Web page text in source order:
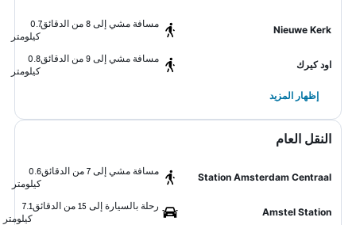
Nieuwe Kerk
مسافة مشي إلى 8 من الدقائق
0.7
كيلومتر
اود كيرك
مسافة مشي إلى 9 من الدقائق
0.8
كيلومتر
إظهار المزيد
النقل العام
Station Amsterdam Centraal
مسافة مشي إلى 7 من الدقائق
0.6
كيلومتر
Amstel Station
رحلة بالسيارة إلى 15 من الدقائق
7.1
كيلومتر